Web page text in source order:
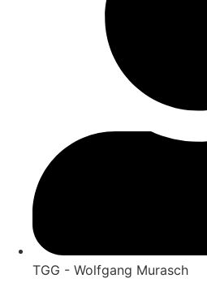
TGG - Wolfgang Murasch